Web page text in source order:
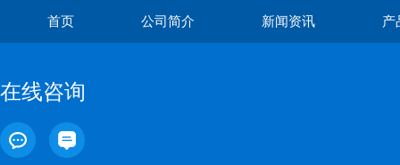
首页 公司简介 新闻资讯 产
在线咨询